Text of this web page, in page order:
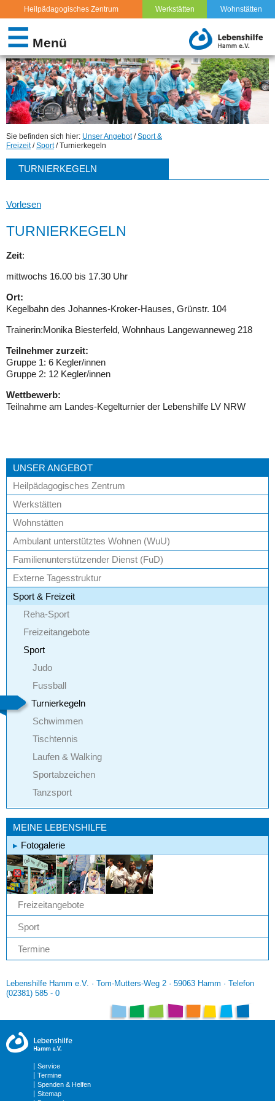
Heilpädagogisches Zentrum Werkstätten Wohnstätten
☰ Menü
FAMILIENUNTERSTÜTZENDER DIENST (FUD)
EXTERNE TAGESSTRUKTUR
SPORT & FREIZEIT
REHA-SPORT
FREIZEITANGEBOTE
SPORT
FUSSBALL
LAUFEN & WALKING
ENGAGEMENT & EHRENAMT
SPENDEN & HELFEN
KONTAKT
LEICHTE SPRACHE
Sie befinden sich hier: Unser Angebot/Sport &
Freizeit/Sport/ Turnierkegeln
TURNIERKEGELN
Vorlesen
TURNIERKEGELN
Zeit:
mittwochs 16.00 bis 17.30 Uhr
Ort:
Kegelbahn des Johannes-Kroker-Hauses, Grünstr. 104
Trainerin:Monika Biesterfeld, Wohnhaus Langewanneweg 218
Teilnehmer zurzeit:
Gruppe 1: 6 Kegler/innen
Gruppe 2: 12 Kegler/innen
Wettbewerb:
Teilnahme am Landes-Kegelturnier der Lebenshilfe LV NRW
UNSER ANGEBOT
Heilpädagogisches Zentrum
Werkstätten
Wohnstätten
Ambulant unterstütztes Wohnen (WuU)
Familienunterstützender Dienst (FuD)
Externe Tagesstruktur
Sport & Freizeit
Reha-Sport
Freizeitangebote
Sport
Judo
Fussball
Turnierkegeln
Schwimmen
Tischtennis
Laufen & Walking
Sportabzeichen
Tanzsport
MEINE LEBENSHILFE
Fotogalerie
Freizeitangebote
Sport
Termine
Lebenshilfe Hamm e.V. · Tom-Mutters-Weg 2 · 59063 Hamm · Telefon
(02381) 585 - 0
Service
Termine
Spenden & Helfen
Sitemap